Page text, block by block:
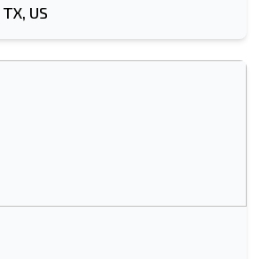
US
e-postadresse eller
til mobilenhet